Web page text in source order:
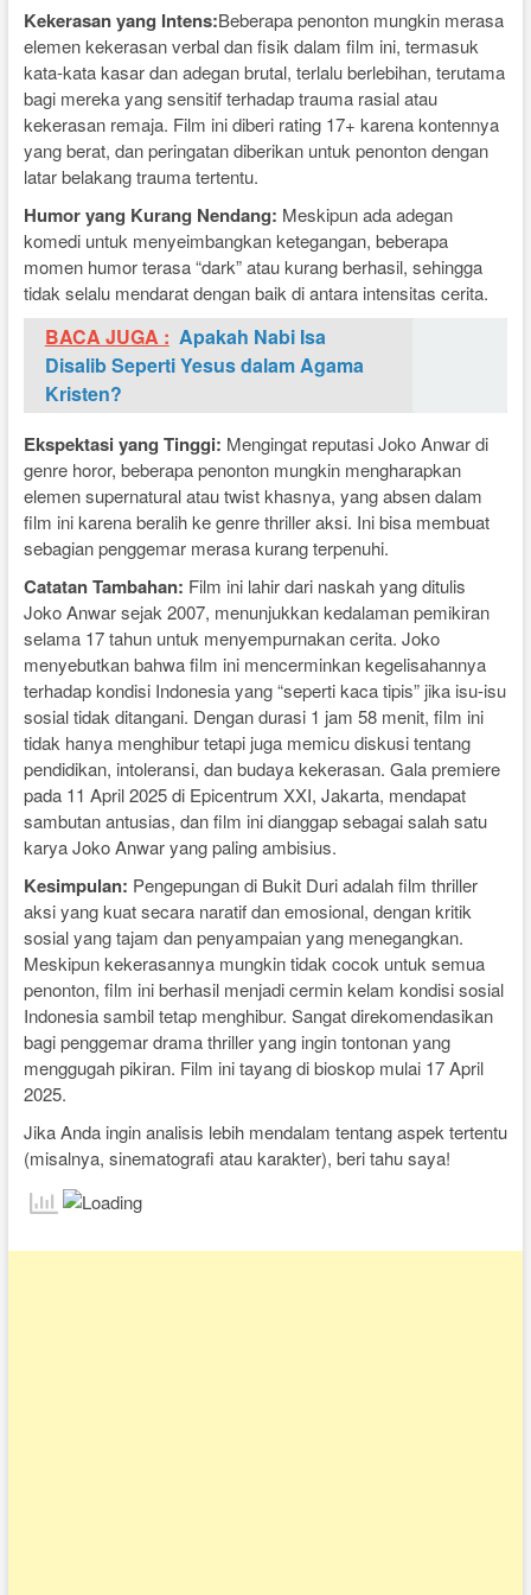
Kekerasan yang Intens:Beberapa penonton mungkin merasa
elemen kekerasan verbal dan fisik dalam film ini, termasuk
kata-kata kasar dan adegan brutal, terlalu berlebihan, terutama
bagi mereka yang sensitif terhadap trauma rasial atau
kekerasan remaja. Film ini diberi rating 17+ karena kontennya
yang berat, dan peringatan diberikan untuk penonton dengan
latar belakang trauma tertentu.
Humor yang Kurang Nendang: Meskipun ada adegan
komedi untuk menyeimbangkan ketegangan, beberapa
momen humor terasa “dark” atau kurang berhasil, sehingga
tidak selalu mendarat dengan baik di antara intensitas cerita.
BACA JUGA : Apakah Nabi Isa
Disalib Seperti Yesus dalam Agama
Kristen?
Ekspektasi yang Tinggi: Mengingat reputasi Joko Anwar di
genre horor, beberapa penonton mungkin mengharapkan
elemen supernatural atau twist khasnya, yang absen dalam
film ini karena beralih ke genre thriller aksi. Ini bisa membuat
sebagian penggemar merasa kurang terpenuhi.
Catatan Tambahan: Film ini lahir dari naskah yang ditulis
Joko Anwar sejak 2007, menunjukkan kedalaman pemikiran
selama 17 tahun untuk menyempurnakan cerita. Joko
menyebutkan bahwa film ini mencerminkan kegelisahannya
terhadap kondisi Indonesia yang “seperti kaca tipis” jika isu-isu
sosial tidak ditangani. Dengan durasi 1 jam 58 menit, film ini
tidak hanya menghibur tetapi juga memicu diskusi tentang
pendidikan, intoleransi, dan budaya kekerasan. Gala premiere
pada 11 April 2025 di Epicentrum XXI, Jakarta, mendapat
sambutan antusias, dan film ini dianggap sebagai salah satu
karya Joko Anwar yang paling ambisius.
Kesimpulan: Pengepungan di Bukit Duri adalah film thriller
aksi yang kuat secara naratif dan emosional, dengan kritik
sosial yang tajam dan penyampaian yang menegangkan.
Meskipun kekerasannya mungkin tidak cocok untuk semua
penonton, film ini berhasil menjadi cermin kelam kondisi sosial
Indonesia sambil tetap menghibur. Sangat direkomendasikan
bagi penggemar drama thriller yang ingin tontonan yang
menggugah pikiran. Film ini tayang di bioskop mulai 17 April
2025.
Jika Anda ingin analisis lebih mendalam tentang aspek tertentu
(misalnya, sinematografi atau karakter), beri tahu saya!